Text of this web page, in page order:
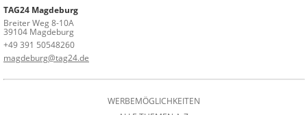
TAG24 Magdeburg
Breiter Weg 8-10A
39104 Magdeburg
+49 391 50548260
magdeburg@tag24.de
WERBEMÖGLICHKEITEN